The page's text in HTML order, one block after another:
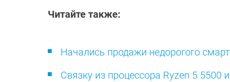
Читайте также:
Начались продажи недорогого
Связку из процессора Ryzen 5 5500